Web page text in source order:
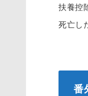
扶養控
死亡し
番